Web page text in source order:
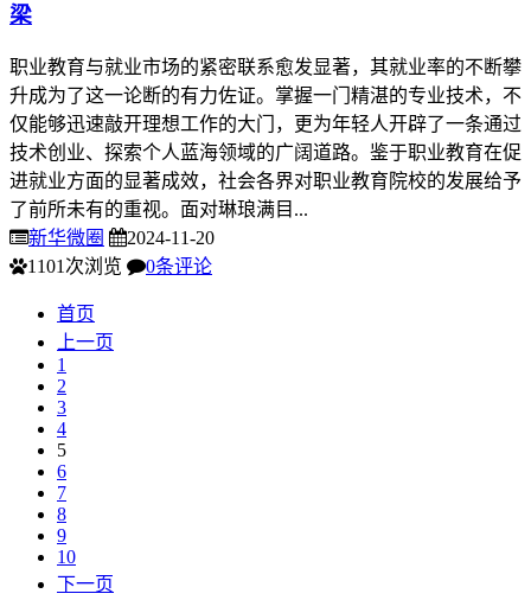
梁
职业教育与就业市场的紧密联系愈发显著，其就业率的不断攀
升成为了这一论断的有力佐证。掌握一门精湛的专业技术，不
仅能够迅速敲开理想工作的大门，更为年轻人开辟了一条通过
技术创业、探索个人蓝海领域的广阔道路。鉴于职业教育在促
进就业方面的显著成效，社会各界对职业教育院校的发展给予
了前所未有的重视。面对琳琅满目...
新华微圈
2024-11-20
1101次浏览
0条评论
首页
上一页
1
2
3
4
5
6
7
8
9
10
下一页